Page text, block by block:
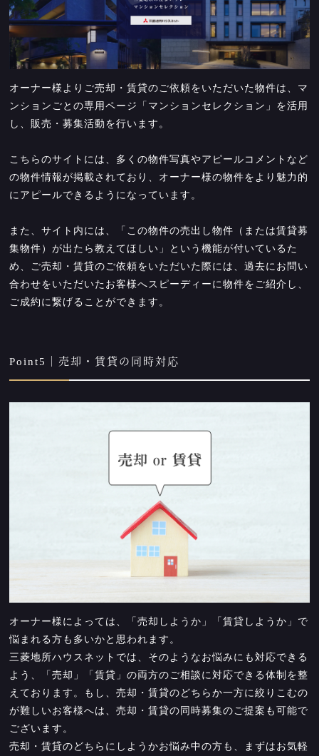
オーナー様よりご売却・賃貸のご依頼をいただいた物件は、マ
ンションごとの専用ページ「マンションセレクション」を活用
し、販売・募集活動を行います。
こちらのサイトには、多くの物件写真やアピールコメントなど
の物件情報が掲載されており、オーナー様の物件をより魅力的
にアピールできるようになっています。
また、サイト内には、「この物件の売出し物件（または賃貸募
集物件）が出たら教えてほしい」という機能が付いているた
め、ご売却・賃貸のご依頼をいただいた際には、過去にお問い
合わせをいただいたお客様へスピーディーに物件をご紹介し、
ご成約に繋げることができます。
Point5｜売却・賃貸の同時対応
オーナー様によっては、「売却しようか」「賃貸しようか」で
悩まれる方も多いかと思われます。
三菱地所ハウスネットでは、そのようなお悩みにも対応できる
よう、「売却」「賃貸」の両方のご相談に対応できる体制を整
えております。もし、売却・賃貸のどちらか一方に絞りこむの
が難しいお客様へは、売却・賃貸の同時募集のご提案も可能で
ございます。
売却・賃貸のどちらにしようかお悩み中の方も、まずはお気軽